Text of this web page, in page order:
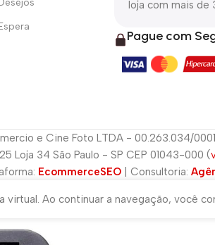
loja com mais
Pague com
e Cine Foto LTDA - 00.263.034/
Loja 34 São Paulo - SP CEP 01043-000 (
EcommerceSEO | Consultoria:
virtual. Ao continuar a navegação, você